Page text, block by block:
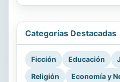
Categorías Destacadas
Ficción Educación
Religión
Economía y